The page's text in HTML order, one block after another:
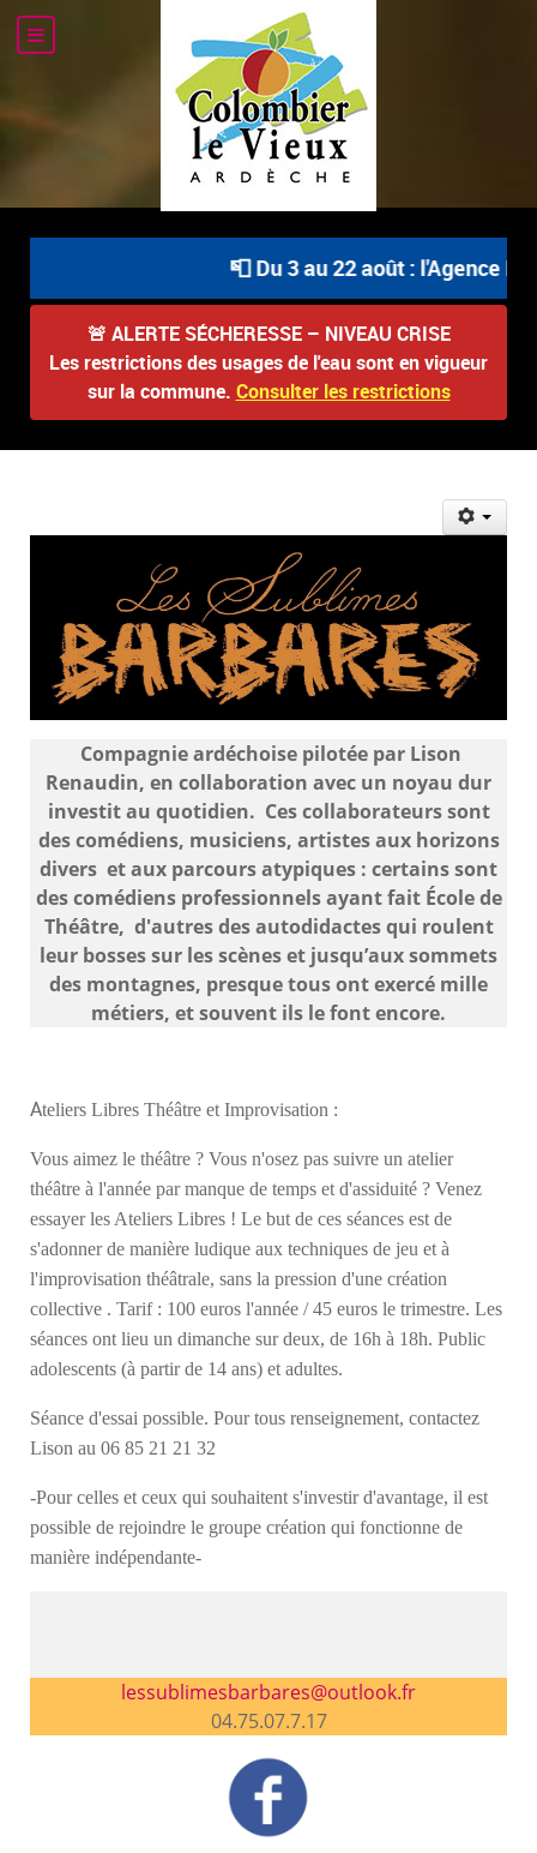
📮 Du 3 au 22 août : l'Agence
🚨 ALERTE SÉCHERESSE – NIVEAU CRISE
Les restrictions des usages de l'eau sont en vigueur
sur la commune. Consulter les restrictions
Compagnie ardéchoise pilotée par Lison
Renaudin, en collaboration avec un noyau dur
investit au quotidien. Ces collaborateurs sont
des comédiens, musiciens, artistes aux horizons
divers et aux parcours atypiques : certains sont
des comédiens professionnels ayant fait École de
Théâtre, d'autres des autodidactes qui roulent
leur bosses sur les scènes et jusqu’aux sommets
des montagnes, presque tous ont exercé mille
métiers, et souvent ils le font encore.
Ateliers Libres Théâtre et Improvisation :
Vous aimez le théâtre ? Vous n'osez pas suivre un atelier
théâtre à l'année par manque de temps et d'assiduité ? Venez
essayer les Ateliers Libres ! Le but de ces séances est de
s'adonner de manière ludique aux techniques de jeu et à
l'improvisation théâtrale, sans la pression d'une création
collective . Tarif : 100 euros l'année / 45 euros le trimestre. Les
séances ont lieu un dimanche sur deux, de 16h à 18h. Public
adolescents (à partir de 14 ans) et adultes.
Séance d'essai possible. Pour tous renseignement, contactez
Lison au 06 85 21 21 32
-Pour celles et ceux qui souhaitent s'investir d'avantage, il est
possible de rejoindre le groupe création qui fonctionne de
manière indépendante-
lessublimesbarbares@outlook.fr
04.75.07.7.17